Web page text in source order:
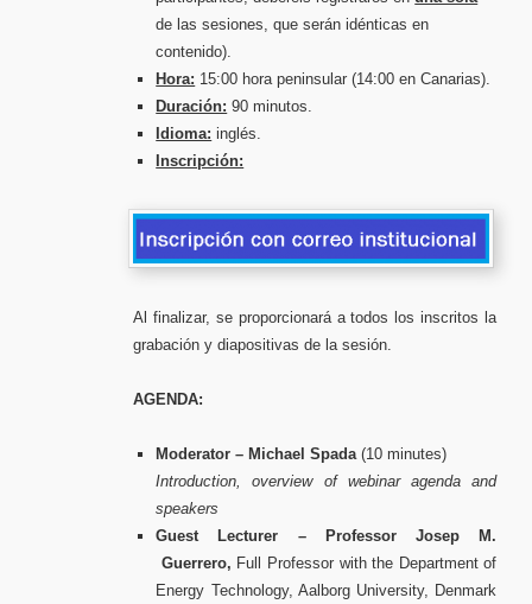
de las sesiones, que serán idénticas en
contenido).
Hora: 15:00 hora peninsular (14:00 en Canarias).
Duración: 90 minutos.
Idioma: inglés.
Inscripción:
Al finalizar, se proporcionará a todos los inscritos la
grabación y diapositivas de la sesión.
AGENDA:
Moderator – Michael Spada(10 minutes)
Introduction, overview of webinar agenda and
speakers
Guest Lecturer – Professor Josep M.
Guerrero, Full Professor with the Department of
Energy Technology, Aalborg University, Denmark